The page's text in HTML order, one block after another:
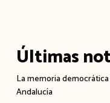
Últimas
La memoria
Andalucía